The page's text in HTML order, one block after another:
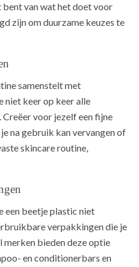
van wat het doet voor
zijn om duurzame keuzes te
samenstelt met
niet keer op keer alle
voor jezelf een fijne
na gebruik kan vervangen of
skincare routine,
een beetje plastic niet
verpakkingen die je
merken bieden deze optie
en conditionerbars en